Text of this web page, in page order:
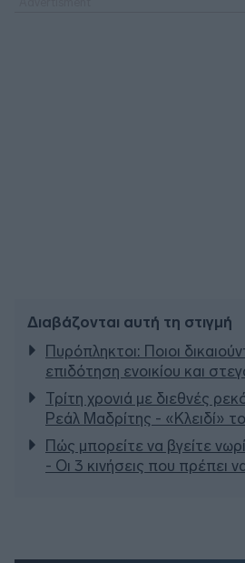
Διαβάζονται αυτή τη στιγμή
Πυρόπληκτοι: Ποιοι
επιδότηση ενοικίου και
Τρίτη χρονιά με διεθνές
Ρεάλ Μαδρίτης - «Κλειδί»
Πώς μπορείτε να βγείτε
- Οι 3 κινήσεις που πρέπει